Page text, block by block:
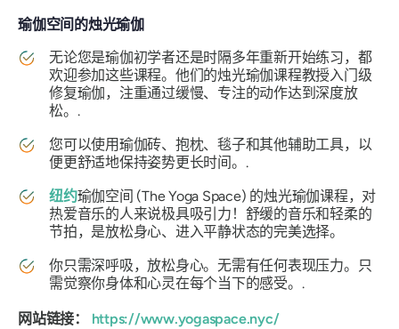
瑜伽空间的烛光瑜伽
无论您是瑜伽初学者还是时隔多年重新开始练习，都
欢迎参加这些课程。他们的烛光瑜伽课程教授入门级
修复瑜伽，注重通过缓慢、专注的动作达到深度放
松。.
您可以使用瑜伽砖、抱枕、毯子和其他辅助工具，以
便更舒适地保持姿势更长时间。.
纽约瑜伽空间 (The Yoga Space) 的烛光瑜伽课程，对
热爱音乐的人来说极具吸引力！舒缓的音乐和轻柔的
节拍，是放松身心、进入平静状态的完美选择。
你只需深呼吸，放松身心。无需有任何表现压力。只
需觉察你身体和心灵在每个当下的感受。.
网站链接： https://www.yogaspace.nyc/